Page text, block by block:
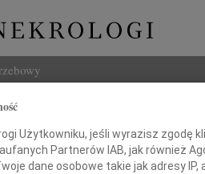
Użytkowniku, jeśli wyrazisz zgodę
Partnerów IAB, jak również
dane osobowe takie jak adresy